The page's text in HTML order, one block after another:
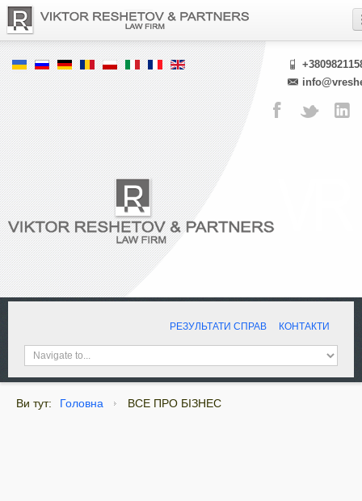
РЕЗУЛЬТАТИ СПРАВ КОНТАКТИ
Ви тут: Головна ВСЕ ПРО БІЗНЕС